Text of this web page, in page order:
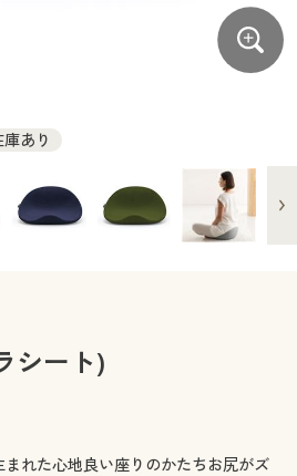
ご注文
ト
ト
あり
シート)
まれた心地良い座りのかたちお尻がズ